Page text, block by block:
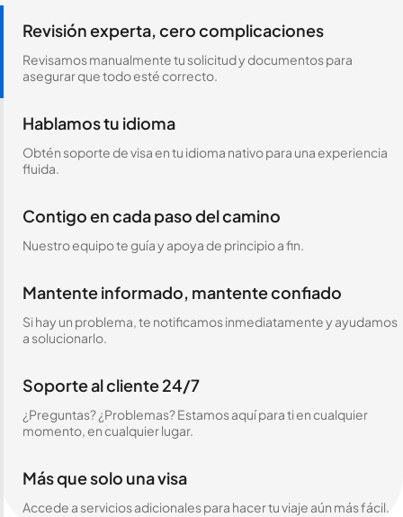
Revisión experta, cero complicaciones
Revisamos manualmente tu solicitud y documentos para
asegurar que todo esté correcto.
Hablamos tu idioma
Obtén soporte de visa en tu idioma nativo para una experiencia
fluida.
Contigo en cada paso del camino
Nuestro equipo te guía y apoya de principio a fin.
Mantente informado, mantente confiado
Si hay un problema, te notificamos inmediatamente y ayudamos
a solucionarlo.
Soporte al cliente 24/7
¿Preguntas? ¿Problemas? Estamos aquí para ti en cualquier
momento, en cualquier lugar.
Más que solo una visa
Accede a servicios adicionales para hacer tu viaje aún más fácil.